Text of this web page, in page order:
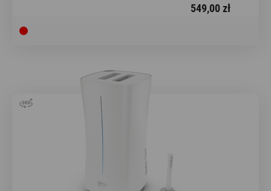
549,00 zł